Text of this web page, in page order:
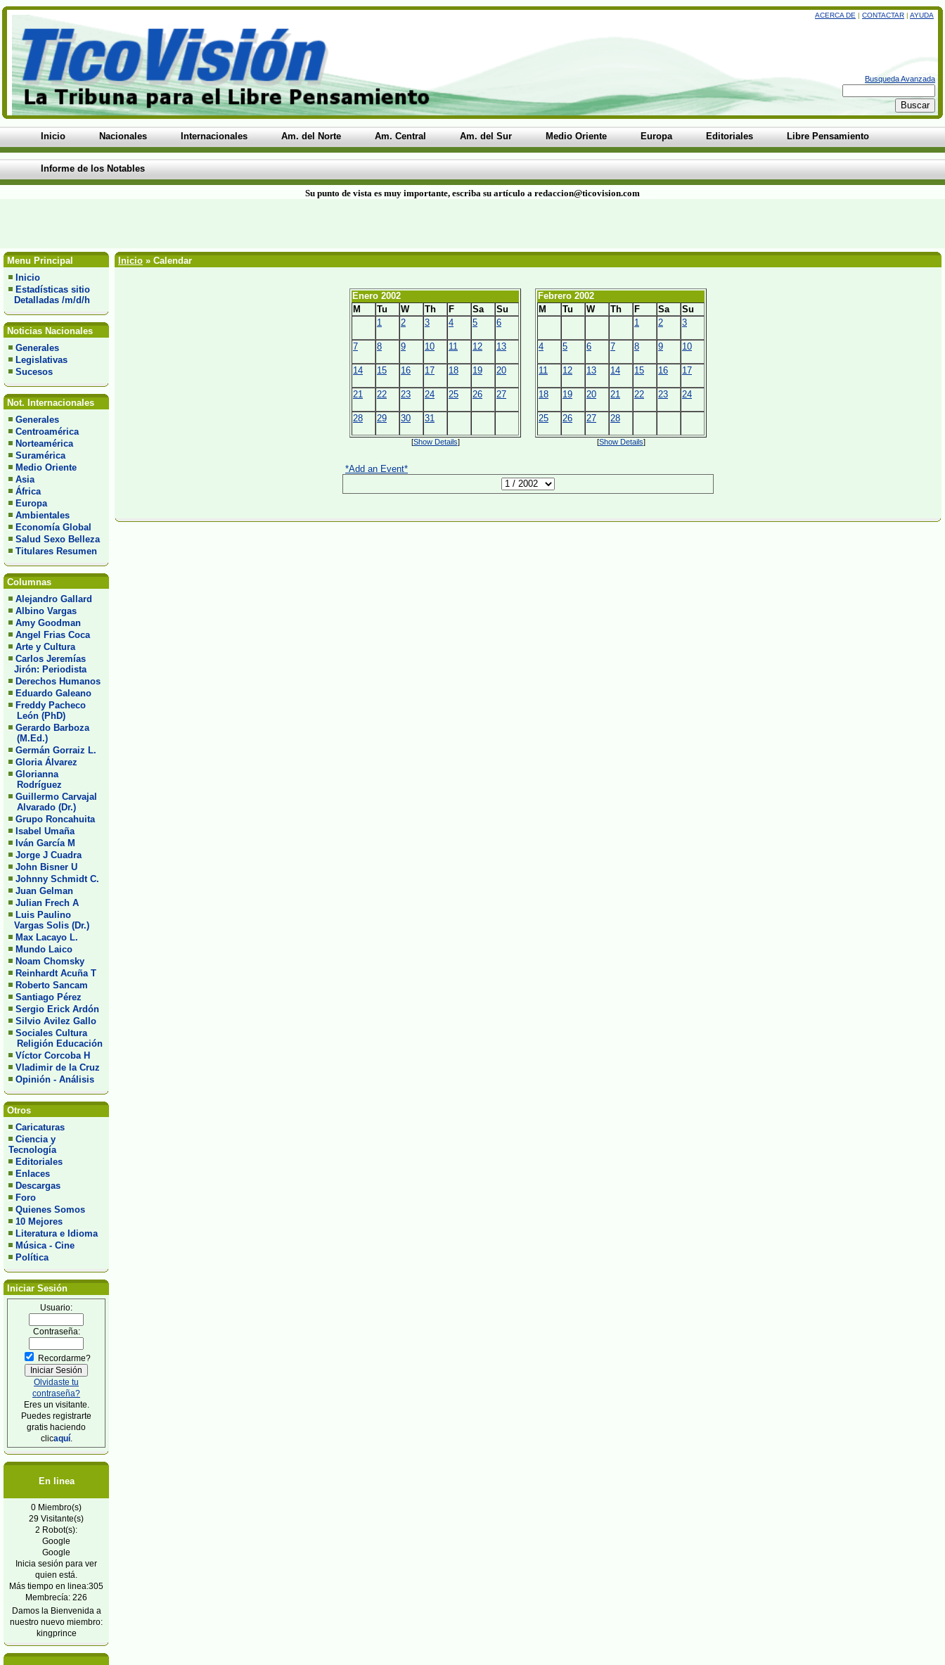
ACERCA DE | CONTACTAR | AYUDA
Busqueda Avanzada
Inicio Nacionales Internacionales Am. del Norte Am. Central Am. del Sur Medio Oriente Europa Editoriales Libre Pensamiento
Informe de los Notables
Su punto de vista es muy importante, escriba su artículo a redaccion@ticovision.com
Menu Principal
Inicio
Estadísticas sitio
Detalladas /m/d/h
Noticias Nacionales
Generales
Legislativas
Sucesos
Not. Internacionales
Generales
Centroamérica
Norteamérica
Suramérica
Medio Oriente
Asia
África
Europa
Ambientales
Economía Global
Salud Sexo Belleza
Titulares Resumen
Columnas
Alejandro Gallard
Albino Vargas
Amy Goodman
Angel Frias Coca
Arte y Cultura
Carlos Jeremías
Jirón: Periodista
Derechos Humanos
Eduardo Galeano
Freddy Pacheco
León (PhD)
Gerardo Barboza
(M.Ed.)
Germán Gorraiz L.
Gloria Álvarez
Glorianna
Rodríguez
Guillermo Carvajal
Alvarado (Dr.)
Grupo Roncahuita
Isabel Umaña
Iván García M
Jorge J Cuadra
John Bisner U
Johnny Schmidt C.
Juan Gelman
Julian Frech A
Luis Paulino
Vargas Solis (Dr.)
Max Lacayo L.
Mundo Laico
Noam Chomsky
Reinhardt Acuña T
Roberto Sancam
Santiago Pérez
Sergio Erick Ardón
Silvio Avilez Gallo
Sociales Cultura
Religión Educación
Víctor Corcoba H
Vladimir de la Cruz
Opinión - Análisis
Otros
Caricaturas
Ciencia y
Tecnología
Editoriales
Enlaces
Descargas
Foro
Quienes Somos
10 Mejores
Literatura e Idioma
Música - Cine
Política
Iniciar Sesión
Usuario:
Contraseña:
Recordarme?
Olvidaste tu
contraseña?
Eres un visitante.
Puedes registrarte
gratis haciendo
clicaquí.
En linea
0 Miembro(s)
29 Visitante(s)
2 Robot(s):
Google
Google
Inicia sesión para ver
quien está.
Más tiempo en linea:305
Membrecía: 226
Damos la Bienvenida a
nuestro nuevo miembro:
kingprince
Inicio » Calendar
Enero 2002
M
Tu W Th F Sa
Su
1
2 3 4 5 6
7 8 9 10 11 12 13
14 15 16 17 18 19 20
21 22 23 24 25 26 27
28 29 30 31
[Show Details]
Febrero 2002
M
Tu W Th F Sa
Su
1
2 3
4 5 6 7 8 9 10
11 12 13 14 15 16 17
18 19 20 21 22 23 24
25 26 27 28
[Show Details]
*Add an Event*